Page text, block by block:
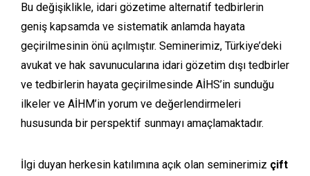
Bu değişiklikle, idari gözetime alternatif tedbirlerin
geniş kapsamda ve sistematik anlamda hayata
geçirilmesinin önü açılmıştır. Seminerimiz, Türkiye’deki
avukat ve hak savunucularına idari gözetim dışı tedbirler
ve tedbirlerin hayata geçirilmesinde AİHS’in sunduğu
ilkeler ve AİHM’in yorum ve değerlendirmeleri
hususunda bir perspektif sunmayı amaçlamaktadır.
İlgi duyan herkesin katılımına açık olan seminerimiz çift